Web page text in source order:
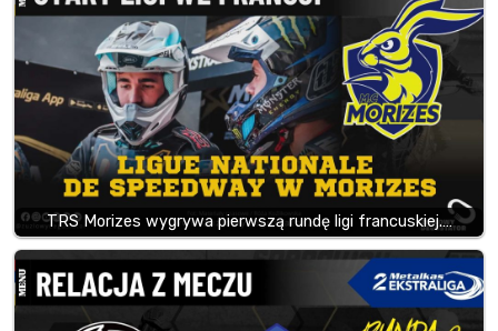
TRS Morizes wygrywa pierwszą rundę ligi francuskiej.…